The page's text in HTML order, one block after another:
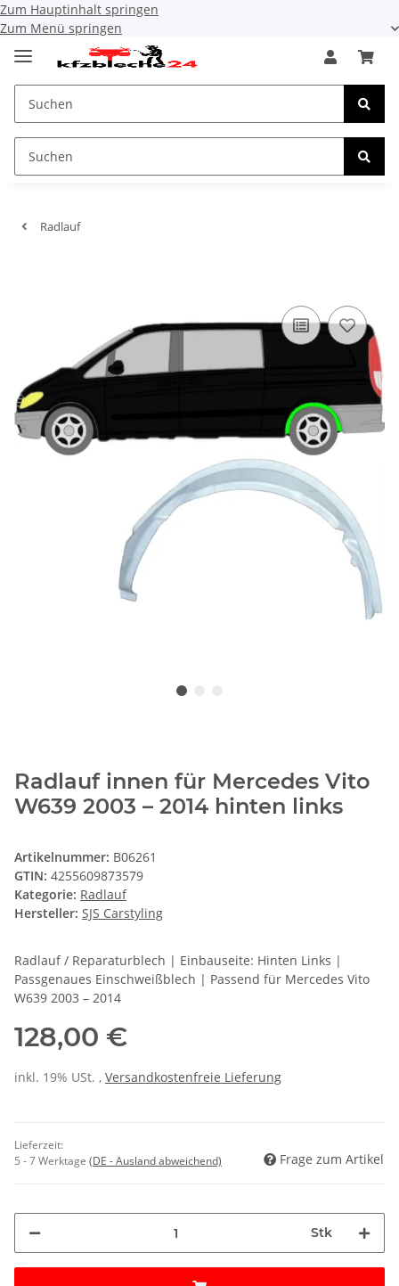
Zum Hauptinhalt springen
Zum Menü springen
Radlauf
Radlauf innen für Mercedes Vito
W639 2003 – 2014 hinten links
Artikelnummer: B06261
GTIN: 4255609873579
Kategorie: Radlauf
Hersteller: SJS Carstyling
Radlauf / Reparaturblech | Einbauseite: Hinten Links |
Passgenaues Einschweißblech | Passend für Mercedes Vito
W639 2003 – 2014
128,00 €
inkl. 19% USt. , Versandkostenfreie Lieferung
Lieferzeit:
5 - 7 Werktage (DE - Ausland abweichend) Frage zum Artikel
Stk